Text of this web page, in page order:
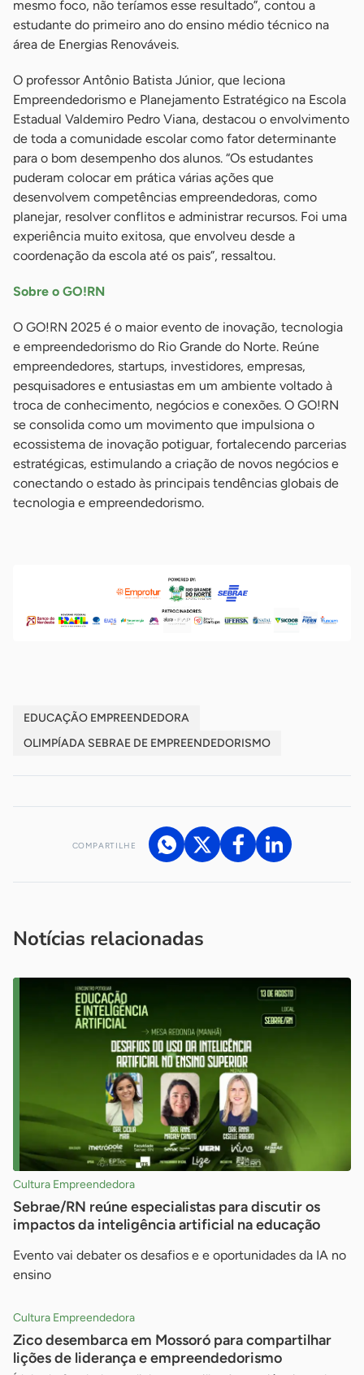
mesmo foco, não teríamos esse resultado”, contou a
estudante do primeiro ano do ensino médio técnico na
área de Energias Renováveis.
O professor Antônio Batista Júnior, que leciona
Empreendedorismo e Planejamento Estratégico na Escola
Estadual Valdemiro Pedro Viana, destacou o envolvimento
de toda a comunidade escolar como fator determinante
para o bom desempenho dos alunos. “Os estudantes
puderam colocar em prática várias ações que
desenvolvem competências empreendedoras, como
planejar, resolver conflitos e administrar recursos. Foi uma
experiência muito exitosa, que envolveu desde a
coordenação da escola até os pais”, ressaltou.
Sobre o GO!RN
O GO!RN 2025 é o maior evento de inovação, tecnologia
e empreendedorismo do Rio Grande do Norte. Reúne
empreendedores, startups, investidores, empresas,
pesquisadores e entusiastas em um ambiente voltado à
troca de conhecimento, negócios e conexões. O GO!RN
se consolida como um movimento que impulsiona o
ecossistema de inovação potiguar, fortalecendo parcerias
estratégicas, estimulando a criação de novos negócios e
conectando o estado às principais tendências globais de
tecnologia e empreendedorismo.
EDUCAÇÃO EMPREENDEDORA
OLIMPÍADA SEBRAE DE EMPREENDEDORISMO
COMPARTILHE
Notícias relacionadas
Cultura Empreendedora
Sebrae/RN reúne especialistas para discutir os
impactos da inteligência artificial na educação
Evento vai debater os desafios e e oportunidades da IA no
ensino
Cultura Empreendedora
Zico desembarca em Mossoró para compartilhar
lições de liderança e empreendedorismo